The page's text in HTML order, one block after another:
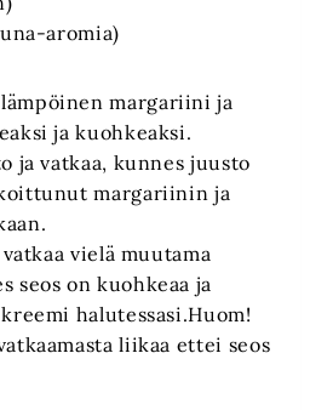
aromia)
margariini ja
ja kuohkeaksi.
ja vatkaa, kunnes juusto
margariinin ja
vielä muutama
seos on kuohkeaa ja
halutessasi.Huom!
liikaa ettei seos